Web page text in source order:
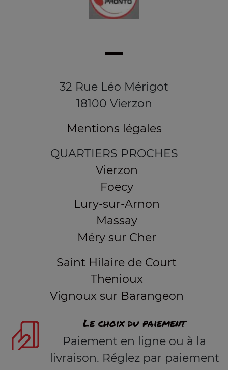
32 Rue Léo Mérigot
18100 Vierzon
Mentions légales
QUARTIERS PROCHES
Vierzon
Foëcy
Lury-sur-Arnon
Massay
Méry sur Cher
Saint Hilaire de Court
Thenioux
Vignoux sur Barangeon
Le choix du paiement
Paiement en ligne ou à la
livraison. Réglez par paiement